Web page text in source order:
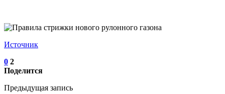
Источник
0 2
Поделится
Предыдущая запись